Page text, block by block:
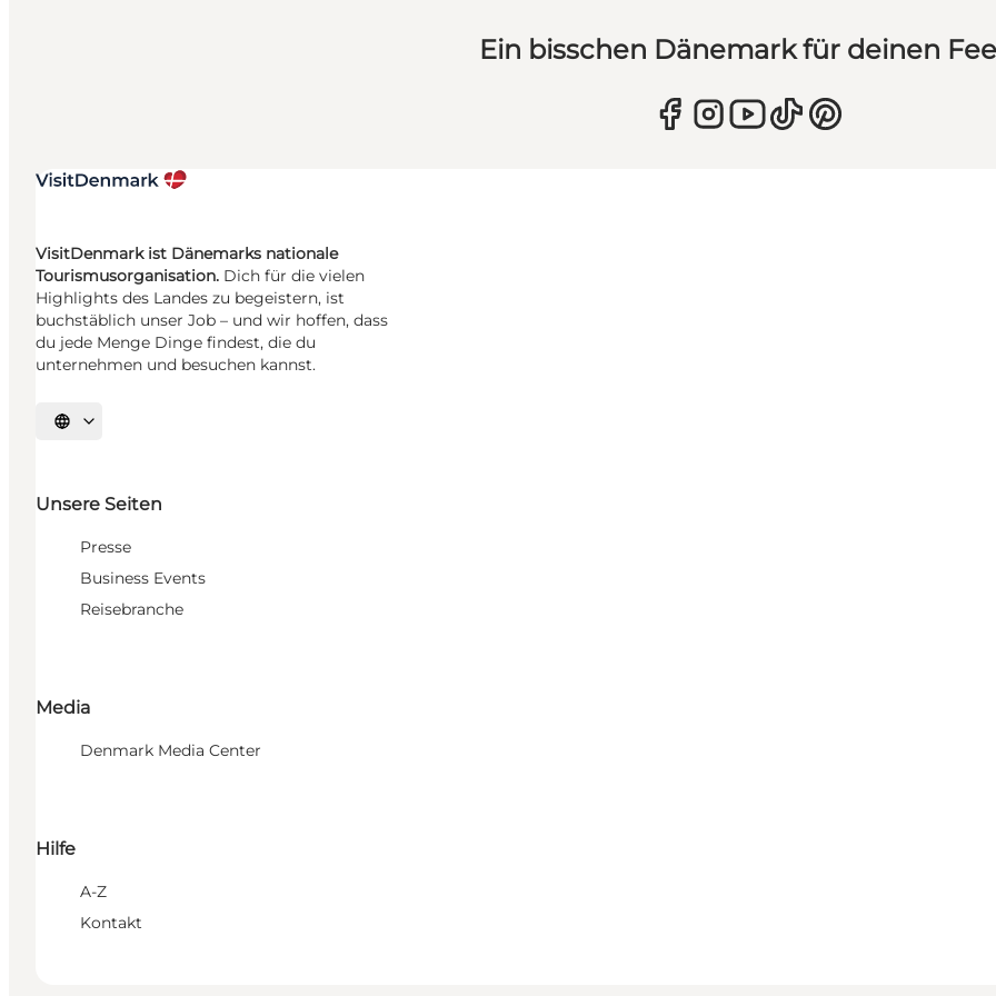
Ein bisschen Dänemark für deinen
VisitDenmark ist Dänemarks nationale
Tourismusorganisation. Dich für die vielen
Highlights des Landes zu begeistern, ist
buchstäblich unser Job – und wir hoffen, dass
du jede Menge Dinge findest, die du
unternehmen und besuchen kannst.
Sprache auswählen
Unsere Seiten
Presse
Business Events
Reisebranche
Media
Denmark Media Center
Hilfe
A-Z
Kontakt